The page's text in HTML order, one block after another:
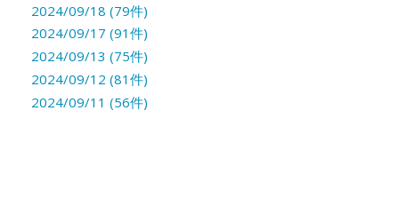
2024/09/18 (79件)
2024/09/17 (91件)
2024/09/13 (75件)
2024/09/12 (81件)
2024/09/11 (56件)